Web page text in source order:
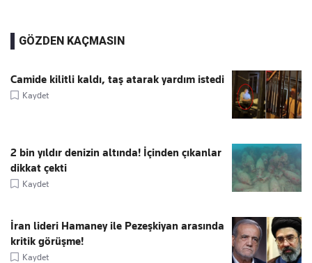
GÖZDEN KAÇMASIN
Camide kilitli kaldı, taş atarak yardım istedi
Kaydet
2 bin yıldır denizin altında! İçinden çıkanlar
dikkat çekti
Kaydet
İran lideri Hamaney ile Pezeşkiyan arasında
kritik görüşme!
Kaydet